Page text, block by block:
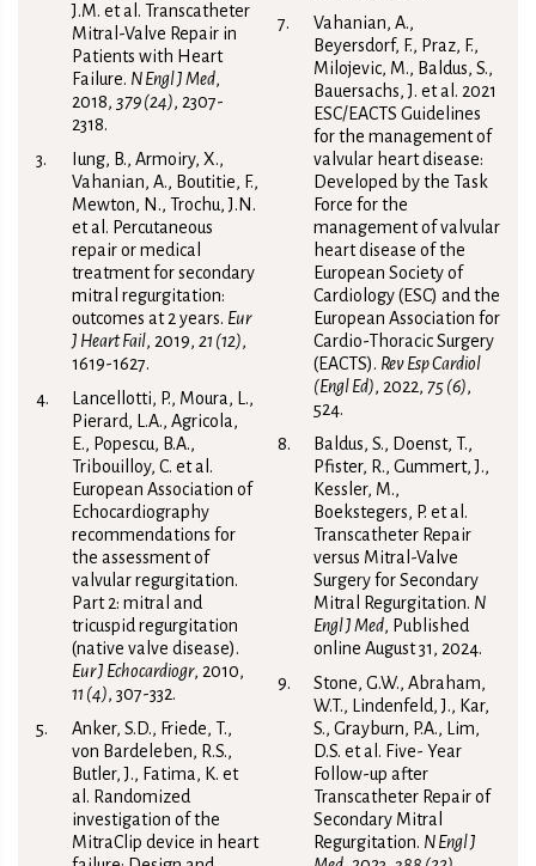
J.M. et al. Transcatheter
Mitral-Valve Repair in
Patients with Heart
Failure. N Engl J Med,
2018, 379 (24), 2307-
2318.
Iung, B., Armoiry, X.,
Vahanian, A., Boutitie, F.,
Mewton, N., Trochu, J.N.
et al. Percutaneous
repair or medical
treatment for secondary
mitral regurgitation:
outcomes at 2 years. Eur
J Heart Fail, 2019, 21 (12),
1619-1627.
Lancellotti, P., Moura, L.,
Pierard, L.A., Agricola,
E., Popescu, B.A.,
Tribouilloy, C. et al.
European Association of
Echocardiography
recommendations for
the assessment of
valvular regurgitation.
Part 2: mitral and
tricuspid regurgitation
(native valve disease).
Eur J Echocardiogr, 2010,
11 (4), 307-332.
Anker, S.D., Friede, T.,
von Bardeleben, R.S.,
Butler, J., Fatima, K. et
al. Randomized
investigation of the
MitraClip device in heart
Vahanian, A.,
Beyersdorf, F., Praz, F.,
Milojevic, M., Baldus, S.,
Bauersachs, J. et al. 2021
ESC/EACTS Guidelines
for the management of
valvular heart disease:
Developed by the Task
Force for the
management of valvular
heart disease of the
European Society of
Cardiology (ESC) and the
European Association for
Cardio-Thoracic Surgery
(EACTS). Rev Esp Cardiol
(Engl Ed), 2022, 75 (6),
524.
Baldus, S., Doenst, T.,
Pfister, R., Gummert, J.,
Kessler, M.,
Boekstegers, P. et al.
Transcatheter Repair
versus Mitral-Valve
Surgery for Secondary
Mitral Regurgitation. N
Engl J Med, Published
online August 31, 2024.
Stone, G.W., Abraham,
W.T., Lindenfeld, J., Kar,
S., Grayburn, P.A., Lim,
D.S. et al. Five- Year
Follow-up after
Transcatheter Repair of
Secondary Mitral
Regurgitation. N Engl J